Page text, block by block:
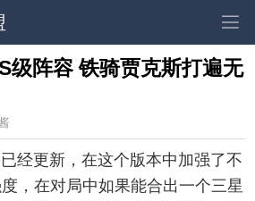
级阵容 铁骑贾克斯打遍无
经更新，在这个版本中加强了不
，在对局中如果能合出一个三星